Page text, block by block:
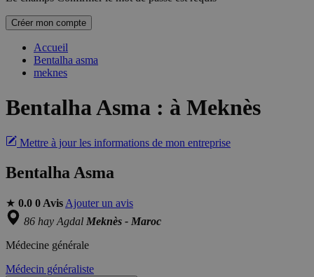
Créer mon compte
Accueil
Bentalha asma
meknes
Bentalha Asma : à Meknès
Mettre à jour les informations de mon entreprise
Bentalha Asma
★ 0.0 0 Avis Ajouter un avis
86 hay Agdal Meknès - Maroc
Médecine générale
Médecin généraliste